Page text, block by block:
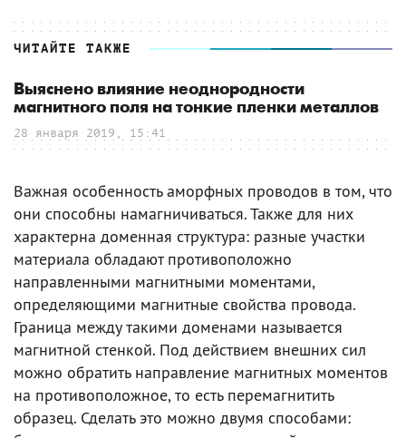
ЧИТАЙТЕ ТАКЖЕ
Выяснено влияние неоднородности
магнитного поля на тонкие пленки металлов
28 января 2019, 15:41
Важная особенность аморфных проводов в том, что
они способны намагничиваться. Также для них
характерна доменная структура: разные участки
материала обладают противоположно
направленными магнитными моментами,
определяющими магнитные свойства провода.
Граница между такими доменами называется
магнитной стенкой. Под действием внешних сил
можно обратить направление магнитных моментов
на противоположное, то есть перемагнитить
образец. Сделать это можно двумя способами: